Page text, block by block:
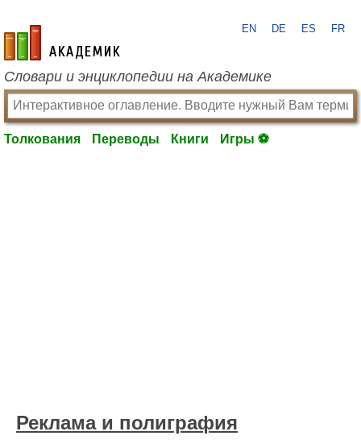
academic.ru
EN DE ES FR
Словари и энциклопедии на Академике
Толкования Переводы Книги Игры ⚽
Реклама и полиграфия